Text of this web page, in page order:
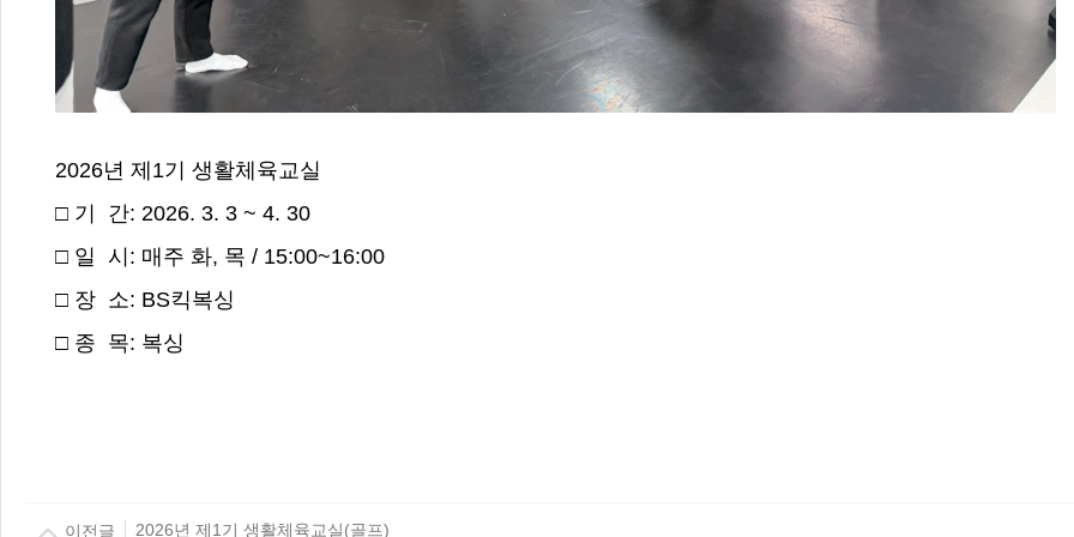
2026년 제1기 생활체육교실
□ 기 간: 2026. 3. 3 ~ 4. 30
□ 일 시: 매주 화, 목 / 15:00~16:00
□ 장 소: BS킥복싱
□ 종 목: 복싱
이전글 2026년 제1기 생활체육교실(골프)